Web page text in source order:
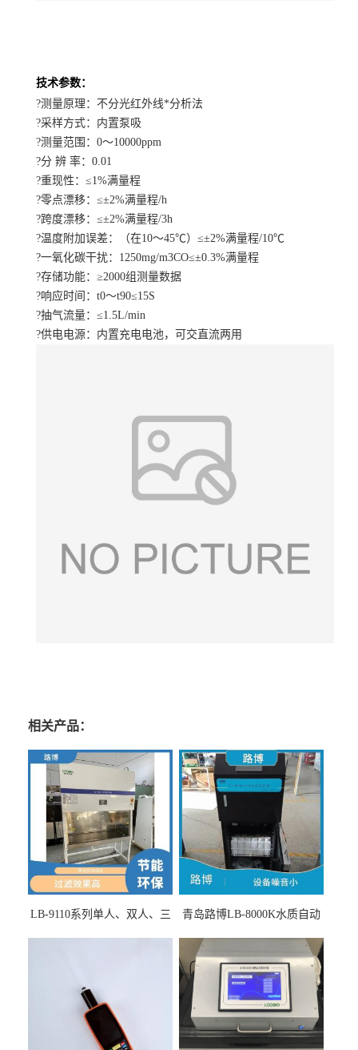
技术参数：
?测量原理：不分光红外线*分析法
?采样方式：内置泵吸
?测量范围：0～1 0000ppm
?分 辨 率：0.01
?重现性：≤1%满量程
?零点漂移：≤±2%满量程/h
?跨度漂移：≤±2%满量程/3h
?温度附加误差：（在10～45℃）≤±2%满量程/10℃
?一氧化碳干扰：1250mg/m3CO≤±0.3%满量程
?存储功能：≥2000组测量数据
?响应时间：t0～t90≤15S
?抽气流量：≤1.5L/min
?供电电源：内置充电电池，可交直流两用
相关产品：
LB-9110系列单人、双人、三
青岛路博LB-8000K水质自动